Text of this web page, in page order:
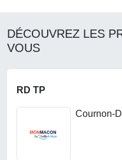
DÉCOUVREZ LES
VOUS
RD TP
Cournon-